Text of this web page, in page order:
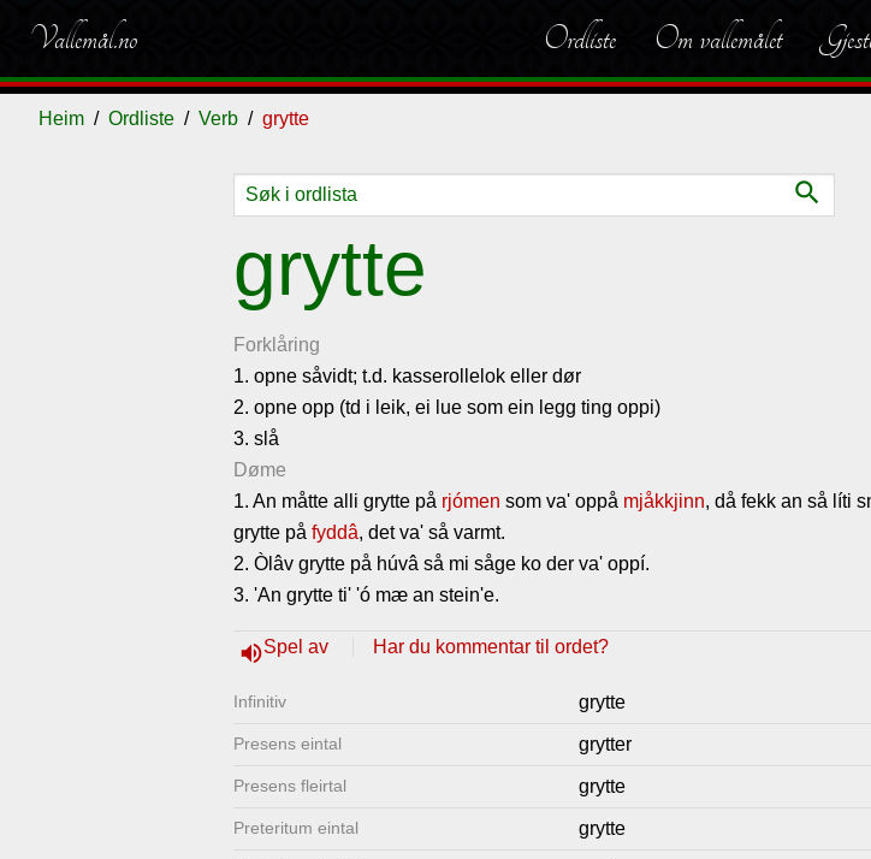
Vallemål.no Ordliste Om vallemålet
Heim Ordliste Verb grytte
search
grytte
Forklåring
1. opne såvidt; t.d. kasserollelok eller dør
2. opne opp (td i leik, ei lue som ein legg ting oppi)
3. slå
Døme
1. An måtte alli grytte på rjómen som va' oppå mjåkkjinn, då fekk an så líti
grytte på fyddâ, det va' så varmt.
2. Òlâv grytte på húvâ så mi såge ko der va' oppí.
3. 'An grytte ti' 'ó mæ an stein'e.
volume_upSpel av Har du kommentar til ordet?
Infinitiv grytte
Presens eintal grytter
Presens fleirtal grytte
Preteritum eintal grytte